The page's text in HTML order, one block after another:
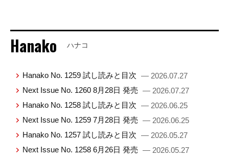
Hanako ハナコ
Hanako No. 1259 試し読みと目次 — 2026.07.27
Next Issue No. 1260 8月28日 発売 — 2026.07.27
Hanako No. 1258 試し読みと目次 — 2026.06.25
Next Issue No. 1259 7月28日 発売 — 2026.06.25
Hanako No. 1257 試し読みと目次 — 2026.05.27
Next Issue No. 1258 6月26日 発売 — 2026.05.27